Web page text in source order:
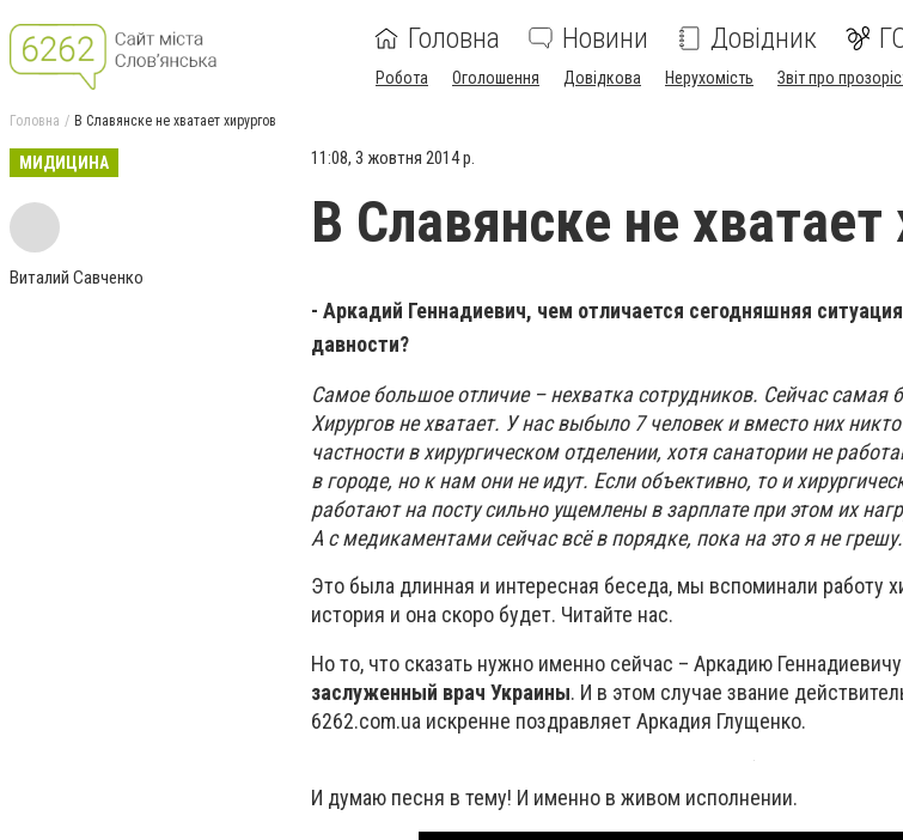
Головна Новини Довідник
Робота Оголошення Довідкова Нерухомість Звіт про
Головна В Славянске не хватает хирургов
МИДИЦИНА
Виталий Савченко
11:08, 3 жовтня 2014 р.
В Славянске не хватает
- Аркадий Геннадиевич, чем отличается сегодняшняя
давности?
Самое большое отличие – нехватка сотрудников. Сейчас
Хирургов не хватает. У нас выбыло 7 человек и вместо них
частности в хирургическом отделении, хотя санатории не
в городе, но к нам они не идут. Если объективно, то и
работают на посту сильно ущемлены в зарплате при этом их
А с медикаментами сейчас всё в порядке, пока на это я не грешу.
Это была длинная и интересная беседа, мы вспоминали работу
история и она скоро будет. Читайте нас.
Но то, что сказать нужно именно сейчас – Аркадию
заслуженный врач Украины. И в этом случае звание
6262.com.ua искренне поздравляет Аркадия Глущенко.
И думаю песня в тему! И именно в живом исполнении.